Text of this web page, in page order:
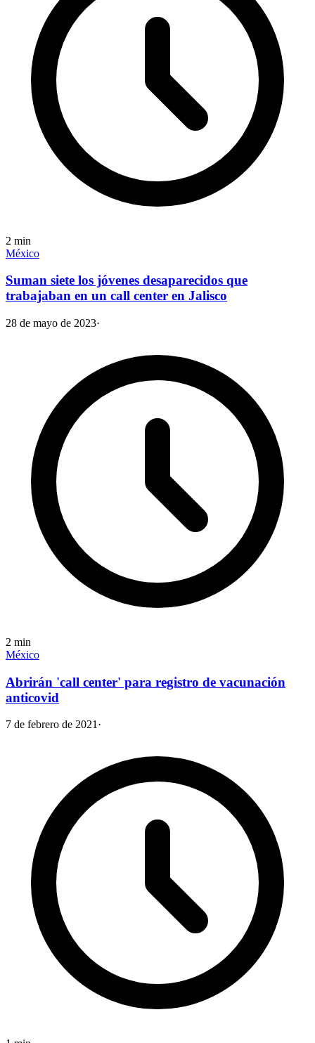
2 min
México
Suman siete los jóvenes desaparecidos que
trabajaban en un call center en Jalisco
28 de mayo de 2023·
2 min
México
Abrirán 'call center' para registro de vacunación
anticovid
7 de febrero de 2021 ·